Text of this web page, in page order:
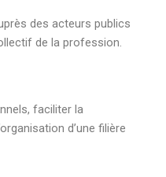
des acteurs publics
de la profession.
faciliter la
d’une filière